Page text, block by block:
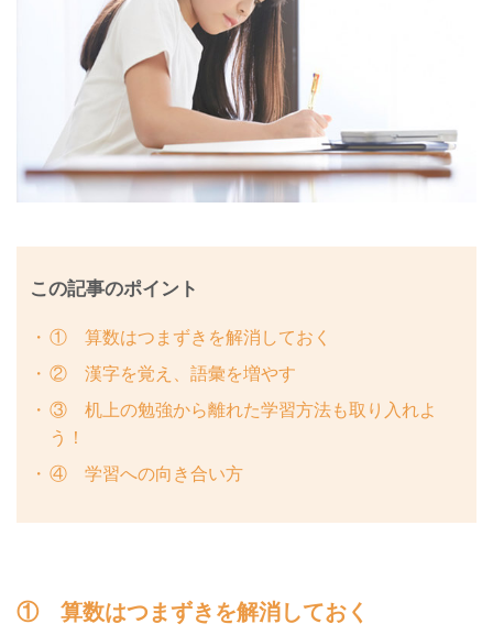
この記事のポイント
① 算数はつまずきを解消しておく
② 漢字を覚え、語彙を増やす
③ 机上の勉強から離れた学習方法も取り入れよ
う！
④ 学習への向き合い方
① 算数はつまずきを解消しておく